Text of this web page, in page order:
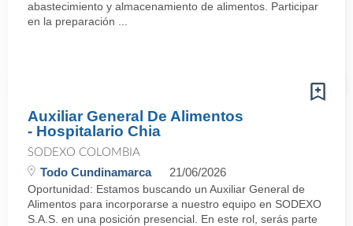
abastecimiento y almacenamiento de alimentos. Participar
en la preparación ...
Auxiliar General De Alimentos
- Hospitalario Chia
SODEXO COLOMBIA
Todo Cundinamarca 21/06/2026
Oportunidad: Estamos buscando un Auxiliar General de
Alimentos para incorporarse a nuestro equipo en SODEXO
S.A.S. en una posición presencial. En este rol, serás parte